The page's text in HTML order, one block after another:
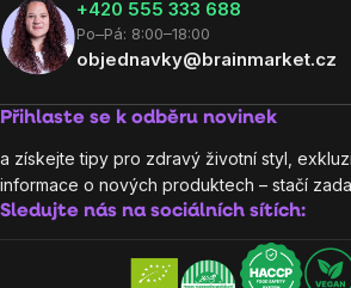
‭+420 555 333 688
Po–Pá: 8:00–18:00
objednavky@brainmarket.cz
Přihlaste se k odběru novinek
a získejte tipy pro zdravý životní styl,
informace o nových produktech – stačí
Sledujte nás na sociálních sítích: